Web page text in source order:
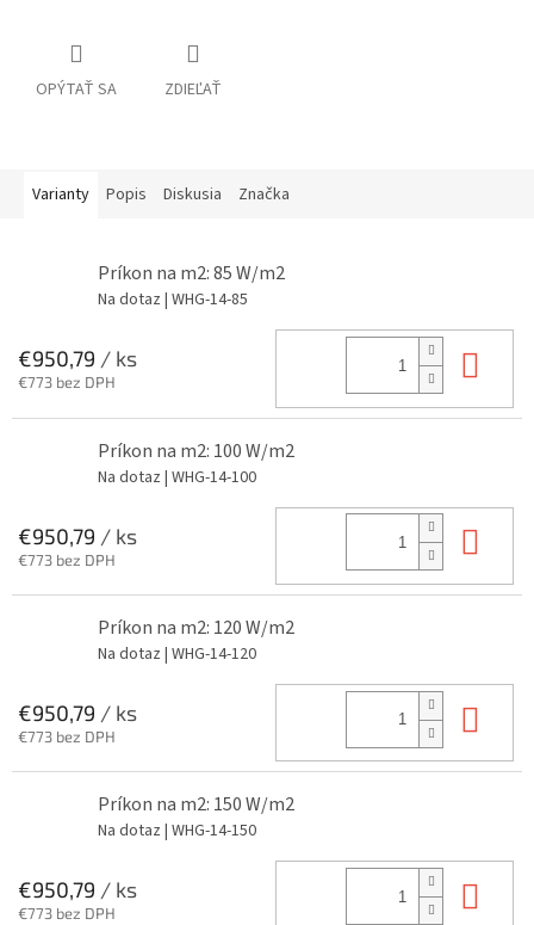
OPÝTAŤ SA ZDIEĽAŤ
Varianty Popis Diskusia Značka
Príkon na m2: 85 W/m2
Na dotaz | WHG-14-85
€950,79 / ks
€773 bez DPH
Príkon na m2: 100 W/m2
Na dotaz | WHG-14-100
€950,79 / ks
€773 bez DPH
Príkon na m2: 120 W/m2
Na dotaz | WHG-14-120
€950,79 / ks
€773 bez DPH
Príkon na m2: 150 W/m2
Na dotaz | WHG-14-150
€950,79 / ks
€773 bez DPH